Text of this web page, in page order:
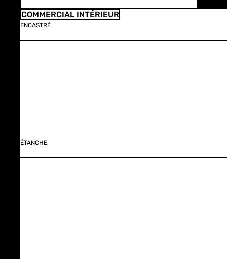
COMMERCIAL INTÉRIEUR
ENCASTRÉ
ÉTANCHE